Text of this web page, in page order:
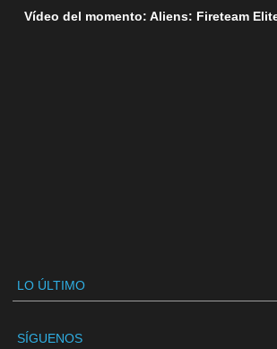
Vídeo del momento: Aliens: Fireteam
LO ÚLTIMO
SÍGUENOS